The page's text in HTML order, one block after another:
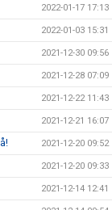
2022-01-17 17:13
2022-01-03 15:31
2021-12-30 09:56
2021-12-28 07:09
2021-12-22 11:43
2021-12-21 16:07
2021-12-20 09:52
2021-12-20 09:33
2021-12-14 12:41